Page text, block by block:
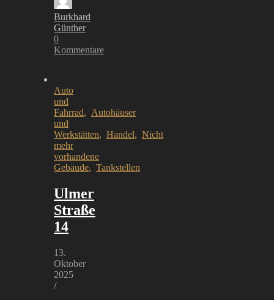
Burkhard
Günther
0
Kommentare
Auto
und
Fahrrad, Autohäuser
und
Werkstätten, Handel, Nicht
mehr
vorhandene
Gebäude, Tankstellen
Ulmer
Straße
14
13.
Oktober
2025
/